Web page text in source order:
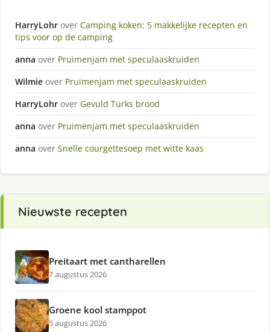
HarryLohr over Camping koken: 5 makkelijke recepten en
tips voor op de camping
anna over Pruimenjam met speculaaskruiden
Wilmie over Pruimenjam met speculaaskruiden
HarryLohr over Gevuld Turks brood
anna over Pruimenjam met speculaaskruiden
anna over Snelle courgettesoep met witte kaas
Nieuwste recepten
Preitaart met cantharellen
7 augustus 2026
Groene kool stamppot
5 augustus 2026